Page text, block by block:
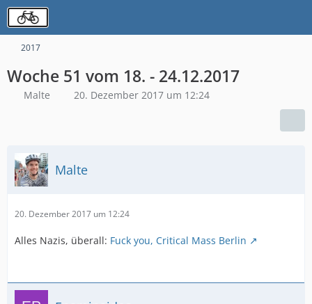
2017
Woche 51 vom 18. - 24.12.2017
Malte 20. Dezember 2017 um 12:24
Malte
20. Dezember 2017 um 12:24
Alles Nazis, überall: Fuck you, Critical Mass Berlin